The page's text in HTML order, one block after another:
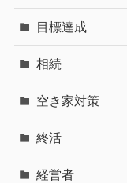
目標達成
相続
空き家対策
終活
経営者